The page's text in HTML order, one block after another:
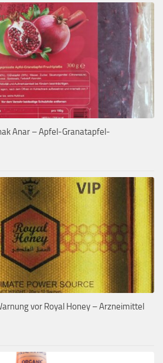
Anar – Apfel-Granatapfel-
vor Royal Honey – Arzneimittel